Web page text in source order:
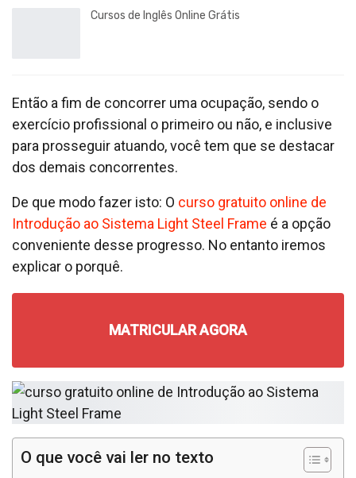
Cursos de Inglês Online Grátis
Então a fim de concorrer uma ocupação, sendo o
exercício profissional o primeiro ou não, e inclusive
para prosseguir atuando, você tem que se destacar
dos demais concorrentes.
De que modo fazer isto: O curso gratuito online de
Introdução ao Sistema Light Steel Frame é a opção
conveniente desse progresso. No entanto iremos
explicar o porquê.
MATRICULAR AGORA
O que você vai ler no texto